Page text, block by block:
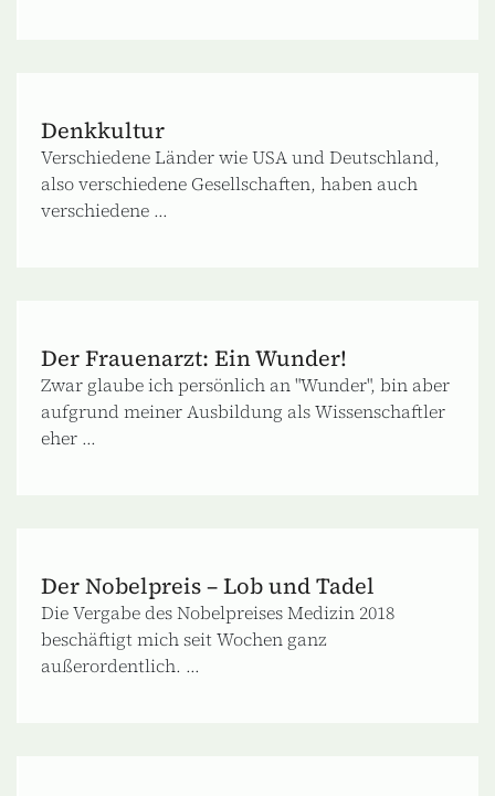
Denkkultur
Verschiedene Länder wie USA und Deutschland,
also verschiedene Gesellschaften, haben auch
verschiedene ...
Der Frauenarzt: Ein Wunder!
Zwar glaube ich persönlich an "Wunder", bin aber
aufgrund meiner Ausbildung als Wissenschaftler
eher ...
Der Nobelpreis – Lob und Tadel
Die Vergabe des Nobelpreises Medizin 2018
beschäftigt mich seit Wochen ganz
außerordentlich. ...